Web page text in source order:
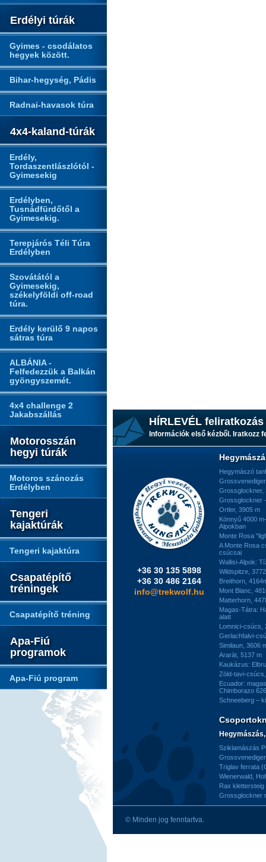
Erdélyi túrák
Gyimes - csodálatos
hegyek között.
Bihar-hegység, Pádis
Radnai-havasok túra
4x4-kaland-túrák
Erdély,
Tordaszentlászlótól -
Gyimesekig
Erdélyben,
Tusnádfürdőtől a
Gyimesekig.
Terepjárós Téli Túra
Erdélyben
Szovátától a
Gyimesekig,
székelyföldi off-road
túra.
Erdély kerülő 9 napos
sátras túra
ALBÁNIA -
Felfedezzük a Balkán
gyöngyszemét.
4x4 challenge 2
Jakabszállás
Motorosszán
hegyi túrák
Motoros szánozás
Erdélyben
Tengeri
kajaktúrák
Tengeri kajaktúra
Csapatépítő
tréningek
Csapatépítő tréning
Apa-Fiú
programok
Apa-Fiú program
HÍRLEVÉL feliratkozás
Információk első kézből. Iratkozz
+36 30 135 5898
+36 30 486 2164
info@trekwolf.hu
Hegymászó
Grossglockner,
Grossglockner
Ortler, 3905 m
Könnyű 4000
Alpokban
Monte Rosa
A Monte Rosa
csúcsai
Wallisi-Alpok:
Wildspitze,
Breithorn,
Mont Blanc,
Matterhorn,
Magas-Tátra:
alatt
Lomnici-csúcs,
Gerlachfalvi-
Similaun, 3606
Ararát, 5137 m
Kaukázus:
Zöld-tavi-
Ecuador:
Chimborazo
Schneeberg –
Sziklamászás
Triglav ferrata
Wienerwald,
Rax
Grossglockner
© Minden jog fenntartva.